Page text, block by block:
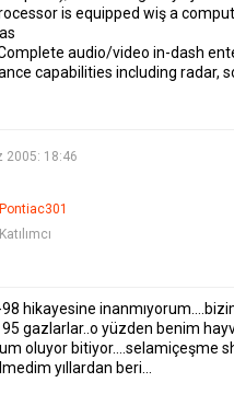
is equipped wiş a
Complete audio/video in-dash
capabilities including radar,
2005: 18:46
Pontiac301
Katılımcı
98 hikayesine
gazlarlar..o yüzden benim
oluyor bitiyor….selamiçeşme
yıllardan beri…